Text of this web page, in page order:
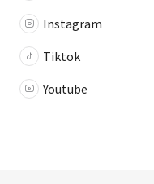
Instagram
Tiktok
Youtube